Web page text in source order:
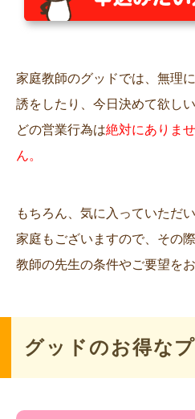
家庭教師のグッドでは、無理
誘をしたり、今日決めて欲し
どの営業行為は絶対にありませ
ん。
もちろん、気に入っていただ
家庭もございますので、その
教師の先生の条件やご要望を
グッドのお得な